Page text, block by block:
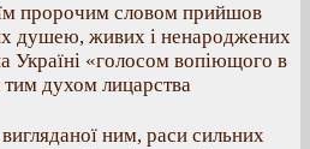
пророчим словом прийшов
душею, живих і ненароджених
Україні «голосом вопіющого в
тим духом лицарства
ним, раси сильних